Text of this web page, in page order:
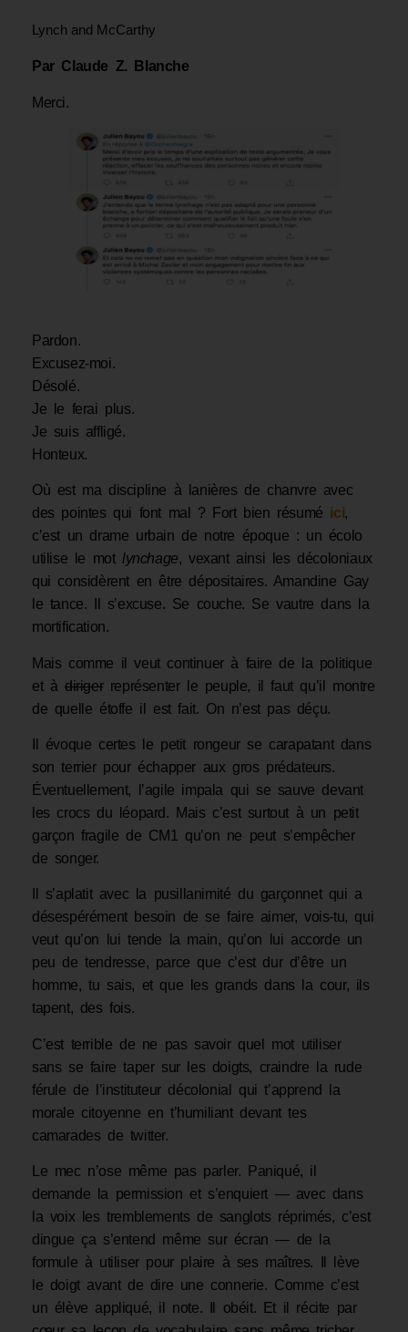
Lynch and McCarthy
Par Claude Z. Blanche
Merci.
Pardon.
Excusez-moi.
Désolé.
Je le ferai plus.
Je suis affligé.
Honteux.
Où est ma discipline à lanières de chanvre avec
des pointes qui font mal ? Fort bien résumé ici,
c’est un drame urbain de notre époque : un écolo
utilise le mot lynchage, vexant ainsi les décoloniaux
qui considèrent en être dépositaires. Amandine Gay
le tance. Il s’excuse. Se couche. Se vautre dans la
mortification.
Mais comme il veut continuer à faire de la politique
et à dirigerreprésenter le peuple, il faut qu’il montre
de quelle étoffe il est fait. On n’est pas déçu.
Il évoque certes le petit rongeur se carapatant dans
son terrier pour échapper aux gros prédateurs.
Éventuellement, l’agile impala qui se sauve devant
les crocs du léopard. Mais c’est surtout à un petit
garçon fragile de CM1 qu’on ne peut s’empêcher
de songer.
Il s’aplatit avec la pusillanimité du garçonnet qui a
désespérément besoin de se faire aimer, vois-tu, qui
veut qu’on lui tende la main, qu’on lui accorde un
peu de tendresse, parce que c’est dur d’être un
homme, tu sais, et que les grands dans la cour, ils
tapent, des fois.
C’est terrible de ne pas savoir quel mot utiliser
sans se faire taper sur les doigts, craindre la rude
férule de l’instituteur décolonial qui t’apprend la
morale citoyenne en t’humiliant devant tes
camarades de twitter.
Le mec n’ose même pas parler. Paniqué, il
demande la permission et s’enquiert — avec dans
la voix les tremblements de sanglots réprimés, c’est
dingue ça s’entend même sur écran — de la
formule à utiliser pour plaire à ses maîtres. Il lève
le doigt avant de dire une connerie. Comme c’est
un élève appliqué, il note. Il obéit. Et il récite par